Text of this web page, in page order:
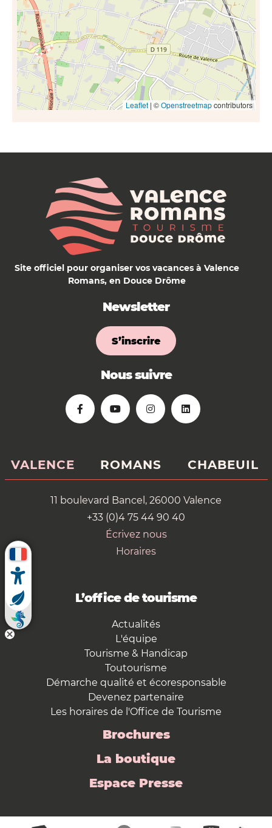
Leaflet| ©Openstreetmapcontributors
Site officiel pour organiser vos vacances à Valence
Romans, en Douce Drôme
Newsletter
S’inscrire
Nous suivre
VALENCE ROMANS CHABEUIL
11 boulevard Bancel, 26000 Valence
+33 (0)4 75 44 90 40
Écrivez nous
Horaires
L’office de tourisme
Actualités
L'équipe
Tourisme & Handicap
Toutourisme
Démarche qualité et écoresponsable
Devenez partenaire
Les horaires de l'Office de Tourisme
Brochures
La boutique
Espace Presse